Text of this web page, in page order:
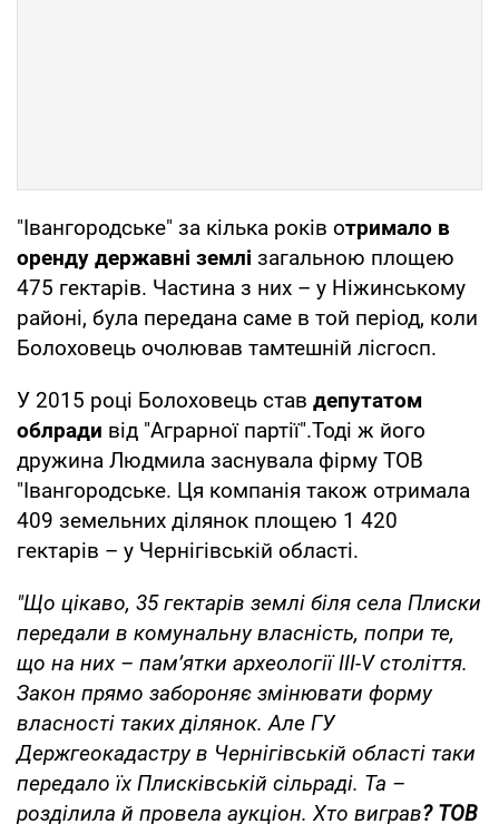
"Івангородське" за кілька років отримало в
оренду державні землі загальною площею
475 гектарів. Частина з них – у Ніжинському
районі, була передана саме в той період, коли
Болоховець очолював тамтешній лісгосп.
У 2015 році Болоховець став депутатом
облради від "Аграрної партії".Тоді ж його
дружина Людмила заснувала фірму ТОВ
"Івангородське. Ця компанія також отримала
409 земельних ділянок площею 1 420
гектарів – у Чернігівській області.
"Що цікаво, 35 гектарів землі біля села Плиски
передали в комунальну власність, попри те,
що на них – пам’ятки археології III-V століття.
Закон прямо забороняє змінювати форму
власності таких ділянок. Але ГУ
Держгеокадастру в Чернігівській області таки
передало їх Плисківській сільраді. Та –
розділила й провела аукціон. Хто виграв? ТОВ